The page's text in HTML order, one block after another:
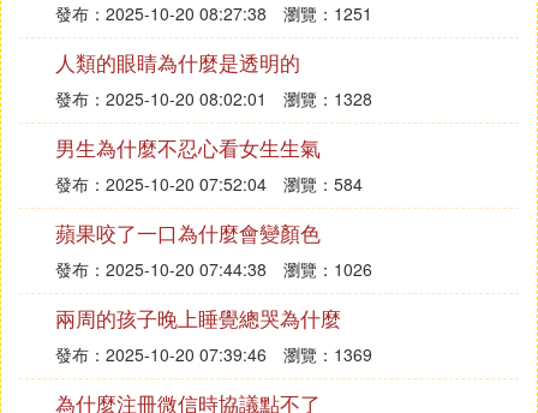
發布：2025-10-20 08:27:38 瀏覽：1251
人類的眼睛為什麼是透明的
發布：2025-10-20 08:02:01 瀏覽：1328
男生為什麼不忍心看女生生氣
發布：2025-10-20 07:52:04 瀏覽：584
蘋果咬了一口為什麼會變顏色
發布：2025-10-20 07:44:38 瀏覽：1026
兩周的孩子晚上睡覺總哭為什麼
發布：2025-10-20 07:39:46 瀏覽：1369
為什麼注冊微信時協議點不了